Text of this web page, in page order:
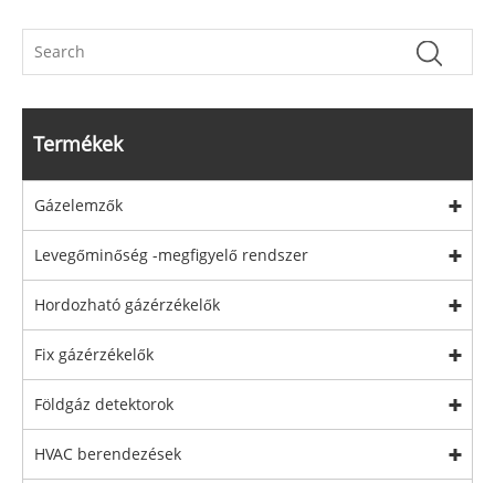
Termékek
Gázelemzők
Levegőminőség -megfigyelő rendszer
Hordozható gázérzékelők
Fix gázérzékelők
Földgáz detektorok
HVAC berendezések